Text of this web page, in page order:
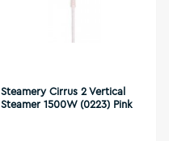
Steamery Cirrus 2 Vertical
Steamer 1500W (0223) Pink